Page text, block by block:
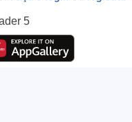
5